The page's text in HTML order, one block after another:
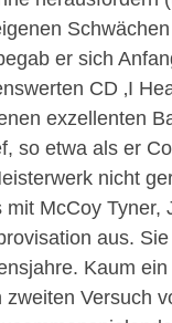
er sich
CD ‚I
exzellenten
so etwa als er
nicht
McCoy
aus.
Kaum
Versuch